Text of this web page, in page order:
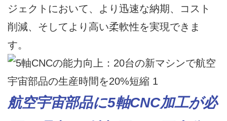
ジェクトにおいて、より迅速な納期、コスト
削減、そしてより高い柔軟性を実現できま
す。
航空宇宙部品に5軸CNC加工が必